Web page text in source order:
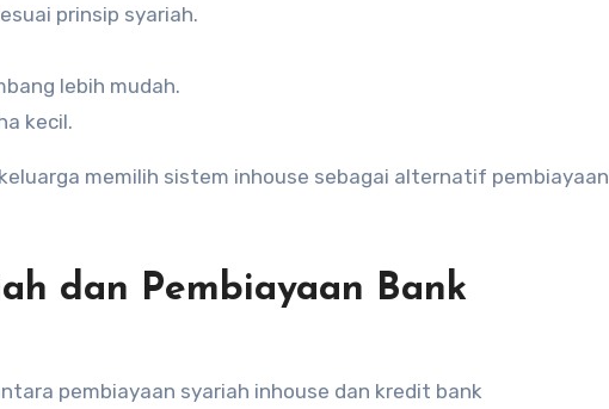
prinsip syariah.
lebih mudah.
kecil.
memilih sistem inhouse sebagai alternatif pembiayaan
dan Pembiayaan Bank
pembiayaan syariah inhouse dan kredit bank